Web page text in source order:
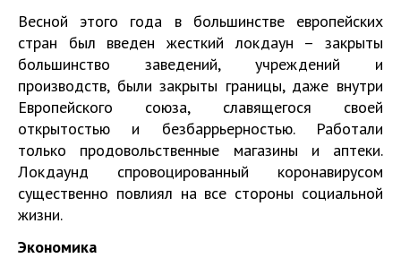
Весной этого года в большинстве европейских
стран был введен жесткий локдаун – закрыты
большинство заведений, учреждений и
производств, были закрыты границы, даже внутри
Европейского союза, славящегося своей
открытостью и безбаррьерностью. Работали
только продовольственные магазины и аптеки.
Локдаунд спровоцированный коронавирусом
существенно повлиял на все стороны социальной
жизни.
Экономика